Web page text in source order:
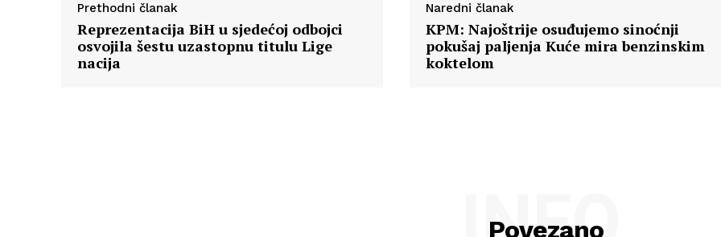
Prethodni članak
Reprezentacija BiH u sjedećoj odbojci
osvojila šestu uzastopnu titulu Lige
nacija
Naredni članak
KPM: Najoštrije osuđujemo sinoćnji
pokušaj paljenja Kuće mira benzinskim
koktelom
Povezano